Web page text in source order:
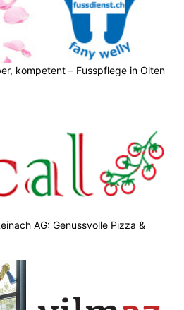
kompetent – Fusspflege in Olten
AG: Genussvolle Pizza &